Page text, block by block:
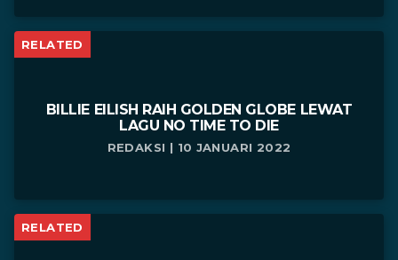
RELATED
BILLIE EILISH RAIH GOLDEN GLOBE LEWAT
LAGU NO TIME TO DIE
REDAKSI | 10 JANUARI 2022
RELATED